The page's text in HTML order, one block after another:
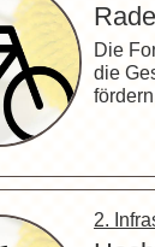
Die
die
2.